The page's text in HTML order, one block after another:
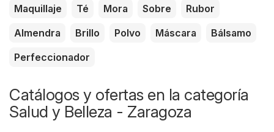
Maquillaje Té Mora Sobre
Rubor
Almendra
Brillo Polvo Máscara
Bálsamo
Perfeccionador
Catálogos y ofertas en la categoría
Salud y Belleza - Zaragoza